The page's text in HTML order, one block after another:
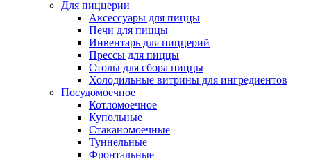
Для пиццерии
Аксессуары для пиццы
Печи для пиццы
Инвентарь для пиццерий
Прессы для пиццы
Столы для сбора пиццы
Холодильные витрины для ингредиентов
Посудомоечное
Котломоечное
Купольные
Стаканомоечные
Туннельные
Фронтальные